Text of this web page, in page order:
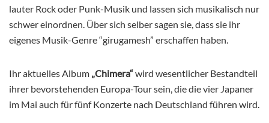
lauter Rock oder Punk-Musik und lassen sich musikalisch nur
schwer einordnen. Über sich selber sagen sie, dass sie ihr
eigenes Musik-Genre “girugamesh” erschaffen haben.
Ihr aktuelles Album „Chimera“wird wesentlicher Bestandteil
ihrer bevorstehenden Europa-Tour sein, die die vier Japaner
im Mai auch für fünf Konzerte nach Deutschland führen wird.